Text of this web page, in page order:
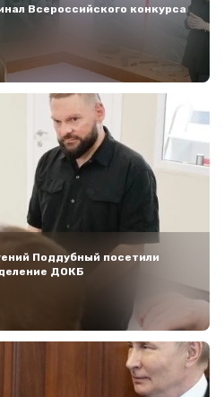
Всероссийского конкурса
Поддубный посетили
ДОКБ